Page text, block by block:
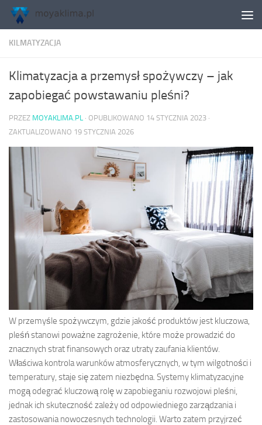
Skip to content
KILMATYZACJA
Klimatyzacja a przemysł spożywczy – jak
zapobiegać powstawaniu pleśni?
PRZEZ MOYAKLIMA.PL · OPUBLIKOWANO 14 STYCZNIA 2023 ·
ZAKTUALIZOWANO 19 STYCZNIA 2026
W przemyśle spożywczym, gdzie jakość produktów jest kluczowa,
pleśń stanowi poważne zagrożenie, które może prowadzić do
znacznych strat finansowych oraz utraty zaufania klientów.
Właściwa kontrola warunków atmosferycznych, w tym wilgotności i
temperatury, staje się zatem niezbędna. Systemy klimatyzacyjne
mogą odegrać kluczową rolę w zapobieganiu rozwojowi pleśni,
jednak ich skuteczność zależy od odpowiedniego zarządzania i
zastosowania nowoczesnych technologii. Warto zatem przyjrzeć